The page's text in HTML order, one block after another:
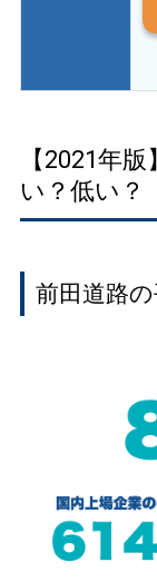
【2021年
い？低い？
前田道路